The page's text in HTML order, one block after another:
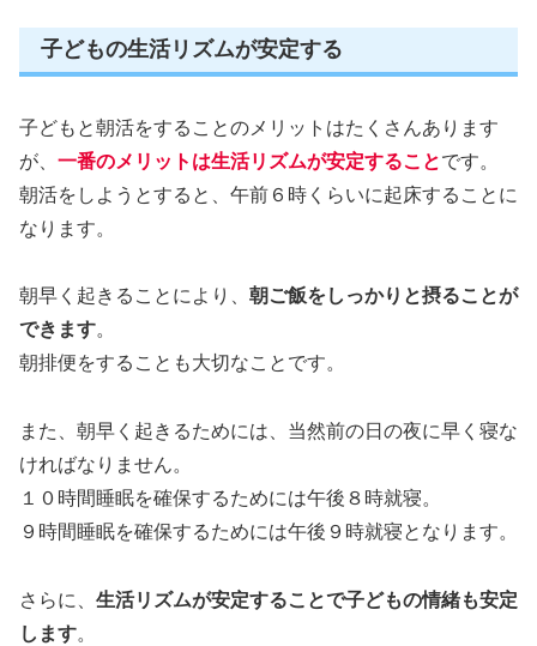
子どもの生活リズムが安定する
子どもと朝活をすることのメリットはたくさんあります
が、 一番のメリットは生活リズムが安定することです。
朝活をしようとすると、午前６時くらいに起床することに
なります。
朝早く起きることにより、 朝ご飯をしっかりと摂ることが
できます。
朝排便をすることも大切なことです。
また、朝早く起きるためには、当然前の日の夜に早く寝な
ければなりません。
１０時間睡眠を確保するためには午後８時就寝。
９時間睡眠を確保するためには午後９時就寝となります。
さらに、 生活リズムが安定することで子どもの情緒も安定
します。